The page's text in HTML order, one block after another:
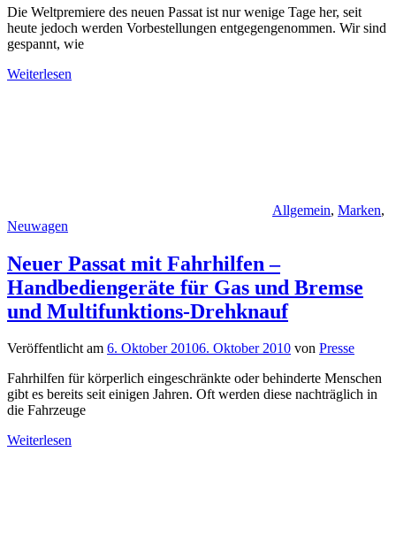
Die Weltpremiere des neuen Passat ist nur wenige Tage her, seit
heute jedoch werden Vorbestellungen entgegengenommen. Wir sind
gespannt, wie
Weiterlesen
Allgemein, Marken,
Neuwagen
Neuer Passat mit Fahrhilfen –
Handbediengeräte für Gas und Bremse
und Multifunktions-Drehknauf
Veröffentlicht am 6. Oktober 20106. Oktober 2010 von Presse
Fahrhilfen für körperlich eingeschränkte oder behinderte Menschen
gibt es bereits seit einigen Jahren. Oft werden diese nachträglich in
die Fahrzeuge
Weiterlesen